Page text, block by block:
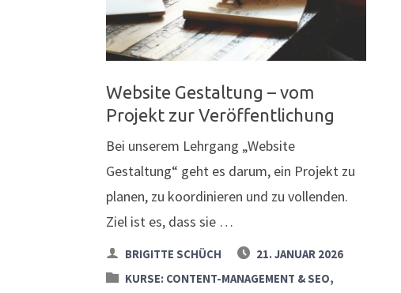
Website Gestaltung – vom
Projekt zur Veröffentlichung
Bei unserem Lehrgang „Website
Gestaltung“ geht es darum, ein Projekt zu
planen, zu koordinieren und zu vollenden.
Ziel ist es, dass sie …
BRIGITTE SCHÜCH
21. JANUAR 2026
KURSE: CONTENT-MANAGEMENT & SEO,